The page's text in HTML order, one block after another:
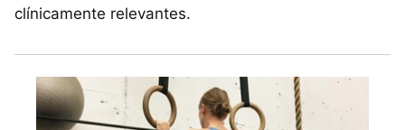
clínicamente relevantes.